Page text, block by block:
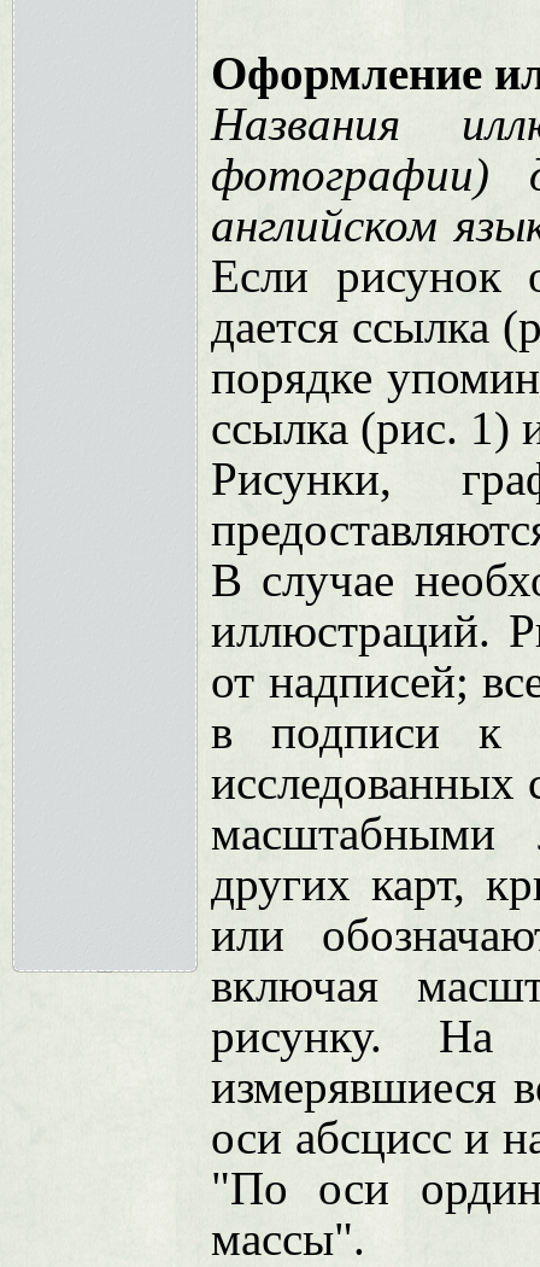
Оформление
Названия
фотографии)
английском
Если рисунок
дается ссылка
порядке
ссылка (рис. 1)
Рисунки,
В случае
иллюстраций.
от надписей;
в подписи к
масштабными
других карт,
или
включая
рисунку. На
измерявшиеся
оси абсцисс и
"По оси
массы".